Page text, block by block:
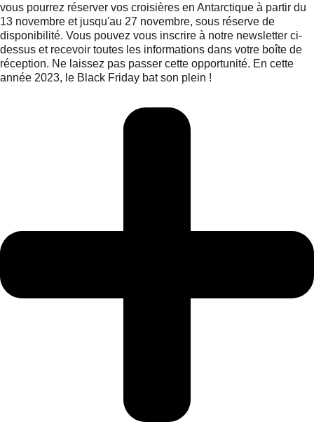
vous pourrez réserver vos croisières en Antarctique à partir du
13 novembre et jusqu'au 27 novembre, sous réserve de
disponibilité. Vous pouvez vous inscrire à notre newsletter ci-
dessus et recevoir toutes les informations dans votre boîte de
réception. Ne laissez pas passer cette opportunité. En cette
année 2023, le Black Friday bat son plein !